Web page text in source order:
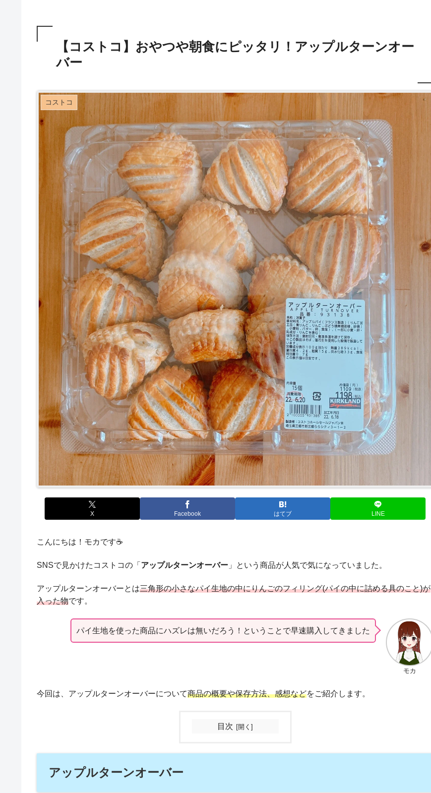
【コストコ】おやつや朝食にピッタリ！アップルターンオー
バー
コストコ
X Facebook はてブ LINE
こんにちは！モカです☕
SNSで見かけたコストコの「 アップルターンオーバー 」という商品が人気で気になっていました。
アップルターンオーバーとは三角形の小さなパイ生地の中にりんごのフィリング(パイの中に詰める具のこと)が
入った物です。
モカ
パイ生地を使った商品にハズレは無いだろう！ということで早速購入してきました
今回は、アップルターンオーバーについて商品の概要や保存方法、感想などをご紹介します。
目次
アップルターンオーバー